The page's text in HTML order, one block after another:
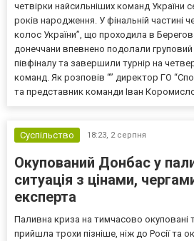
четвірки найсильніших команд України
років народження. У фінальній частині
колос України”, що проходила в
донеччани впевнено подолали
півфіналу та завершили турнір на
команд. Як розповів “” директор ГО
та представник команди Іван
Суспільство 18:23, 2 серпня
Окупований Донбас у
ситуація з цінами,
експерта
Паливна криза на тимчасово окуповані
прийшла трохи пізніше, ніж до Росії та